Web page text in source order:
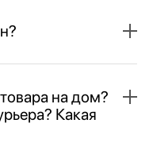
на дом?
Какая